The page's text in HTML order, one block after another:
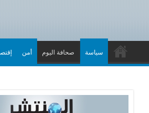
سياسة صحافة اليوم أمن